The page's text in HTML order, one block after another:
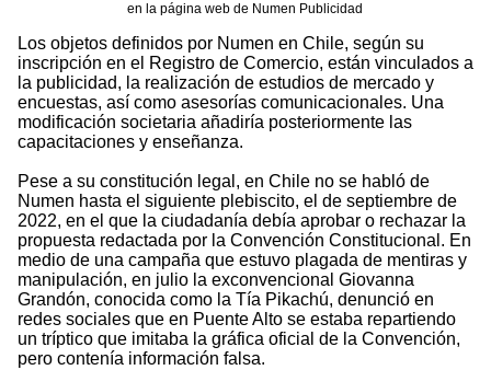
en la página web de Numen Publicidad
Los objetos definidos por Numen en Chile, según su
inscripción en el Registro de Comercio, están vinculados a
la publicidad, la realización de estudios de mercado y
encuestas, así como asesorías comunicacionales. Una
modificación societaria añadiría posteriormente las
capacitaciones y enseñanza.
Pese a su constitución legal, en Chile no se habló de
Numen hasta el siguiente plebiscito, el de septiembre de
2022, en el que la ciudadanía debía aprobar o rechazar la
propuesta redactada por la Convención Constitucional. En
medio de una campaña que estuvo plagada de mentiras y
manipulación, en julio la exconvencional Giovanna
Grandón, conocida como la Tía Pikachú, denunció en
redes sociales que en Puente Alto se estaba repartiendo
un tríptico que imitaba la gráfica oficial de la Convención,
pero contenía información falsa.